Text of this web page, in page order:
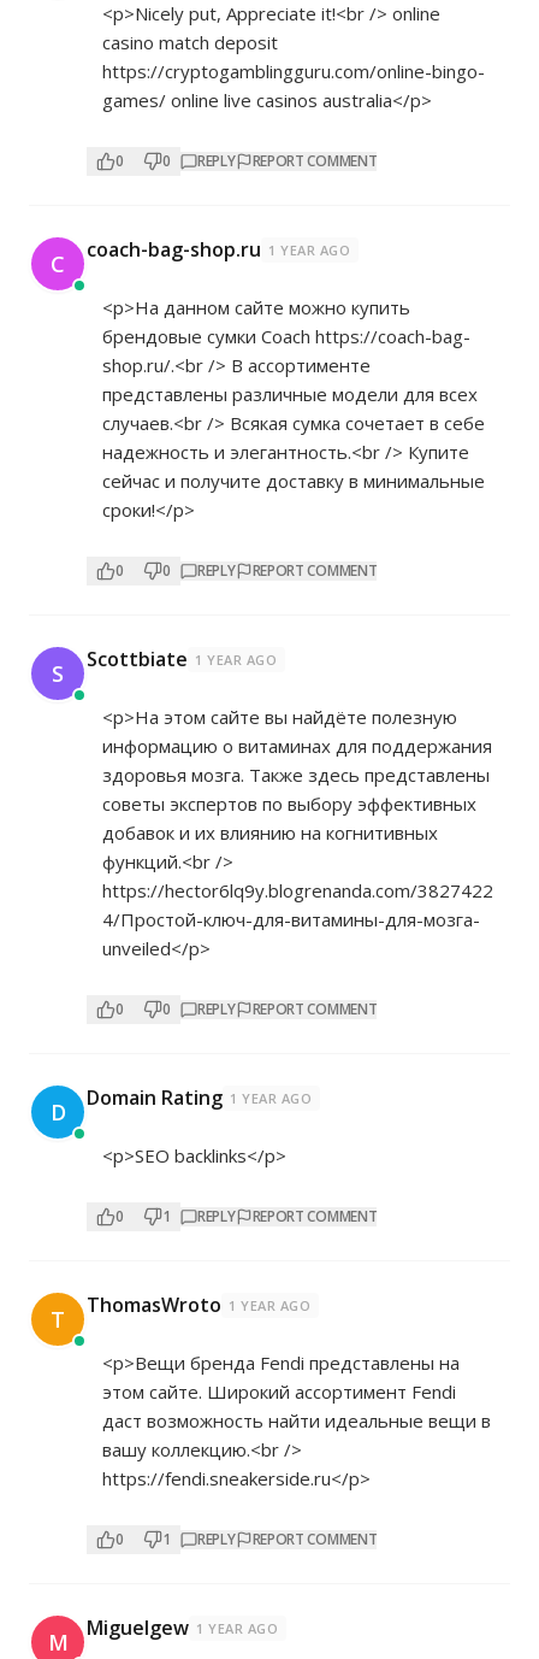
<p>Nicely put, Appreciate it!<br /> online
casino match deposit
https://cryptogamblingguru.com/online-bingo-
games/ online live casinos australia</p>
0 0 REPLY REPORT COMMENT
C coach-bag-shop.ru 1 YEAR AGO
<p>На данном сайте можно купить
брендовые сумки Coach https://coach-bag-
shop.ru/.<br /> В ассортименте
представлены различные модели для всех
случаев.<br /> Всякая сумка сочетает в себе
надежность и элегантность.<br /> Купите
сейчас и получите доставку в минимальные
сроки!</p>
0 0 REPLY REPORT COMMENT
S Scottbiate 1 YEAR AGO
<p>На этом сайте вы найдёте полезную
информацию о витаминах для поддержания
здоровья мозга. Также здесь представлены
советы экспертов по выбору эффективных
добавок и их влиянию на когнитивных
функций.<br />
https://hector6lq9y.blogrenanda.com/3827422
4/Простой-ключ-для-витамины-для-мозга-
unveiled</p>
0 0 REPLY REPORT COMMENT
D Domain Rating 1 YEAR AGO
<p>SEO backlinks</p>
0 1 REPLY REPORT COMMENT
T ThomasWroto 1 YEAR AGO
<p>Вещи бренда Fendi представлены на
этом сайте. Широкий ассортимент Fendi
даст возможность найти идеальные вещи в
вашу коллекцию.<br />
https://fendi.sneakerside.ru</p>
0 1 REPLY REPORT COMMENT
M Miguelgew 1 YEAR AGO